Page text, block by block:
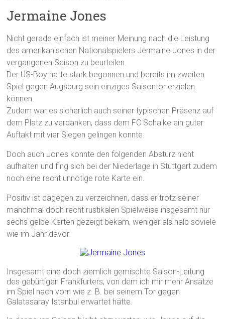
Jermaine Jones
Nicht gerade einfach ist meiner Meinung nach die Leistung
des amerikanischen Nationalspielers Jermaine Jones in der
vergangenen Saison zu beurteilen.
Der US-Boy hatte stark begonnen und bereits im zweiten
Spiel gegen Augsburg sein einziges Saisontor erzielen
können.
Zudem war es sicherlich auch seiner typischen Präsenz auf
dem Platz zu verdanken, dass dem FC Schalke ein guter
Auftakt mit vier Siegen gelingen konnte.
Doch auch Jones konnte den folgenden Absturz nicht
aufhalten und fing sich bei der Niederlage in Stuttgart zudem
noch eine recht unnötige rote Karte ein.
Positiv ist dagegen zu verzeichnen, dass er trotz seiner
manchmal doch recht rustikalen Spielweise insgesamt nur
sechs gelbe Karten gezeigt bekam, weniger als halb soviele
wie im Jahr davor.
Insgesamt eine doch ziemlich gemischte Saison-Leitung
des gebürtigen Frankfurters, von dem ich mir mehr Ansätze
im Spiel nach vorn wie z. B. bei seinem Tor gegen
Galatasaray Istanbul erwartet hätte.